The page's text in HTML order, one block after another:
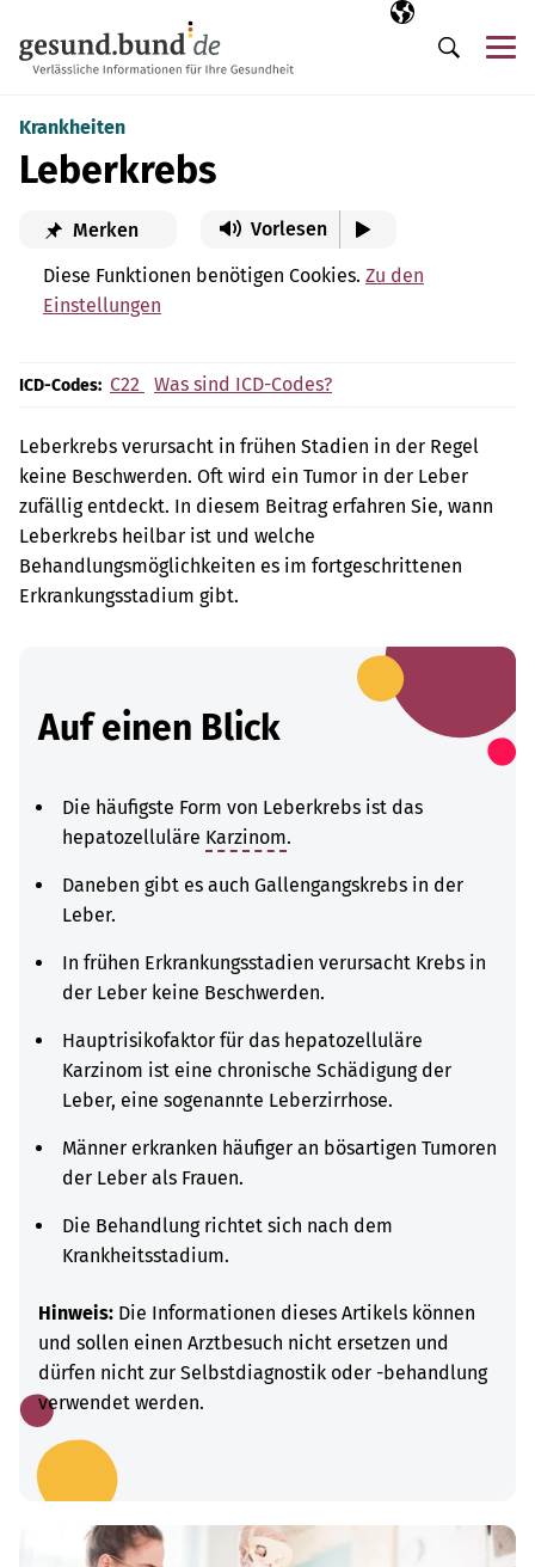
Ausgewählte
DE
Suche
Krankheiten
Leberkrebs
Merken Vorlesen
Diese Funktionen benötigen Cookies. Zu den
Einstellungen
ICD-Codes: C22 Was sind ICD-Codes?
Leberkrebs verursacht in frühen Stadien in der Regel
keine Beschwerden. Oft wird ein Tumor in der Leber
zufällig entdeckt. In diesem Beitrag erfahren Sie, wann
Leberkrebs heilbar ist und welche
Behandlungsmöglichkeiten es im fortgeschrittenen
Erkrankungsstadium gibt.
Auf einen Blick
Die häufigste Form von Leberkrebs ist das
hepatozelluläre Karzinom.
Daneben gibt es auch Gallengangskrebs in der
Leber.
In frühen Erkrankungsstadien verursacht Krebs in
der Leber keine Beschwerden.
Hauptrisikofaktor für das hepatozelluläre
Karzinom ist eine chronische Schädigung der
Leber, eine sogenannte Leberzirrhose.
Männer erkranken häufiger an bösartigen Tumoren
der Leber als Frauen.
Die Behandlung richtet sich nach dem
Krankheitsstadium.
Hinweis: Die Informationen dieses Artikels können
und sollen einen Arztbesuch nicht ersetzen und
dürfen nicht zur Selbstdiagnostik oder -behandlung
verwendet werden.